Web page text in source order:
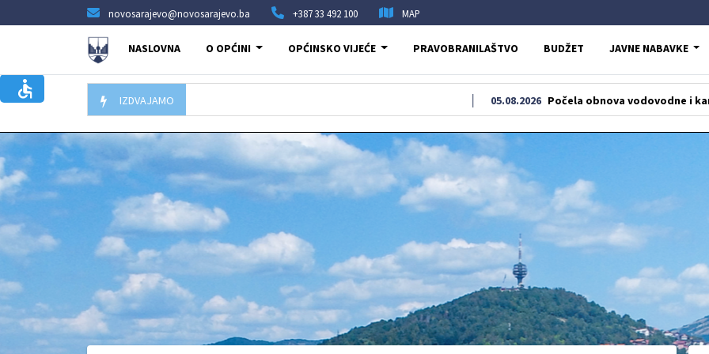
novosarajevo@novosarajevo.ba +387 33 492 100 MAP
NASLOVNA O OPĆINI OPĆINSKO VIJEĆE PRAVOBRANILAŠTVO BUDŽET JAVNE NABAVKE
IZDVAJAMO Počela obnova vodovodne i kanalizacione